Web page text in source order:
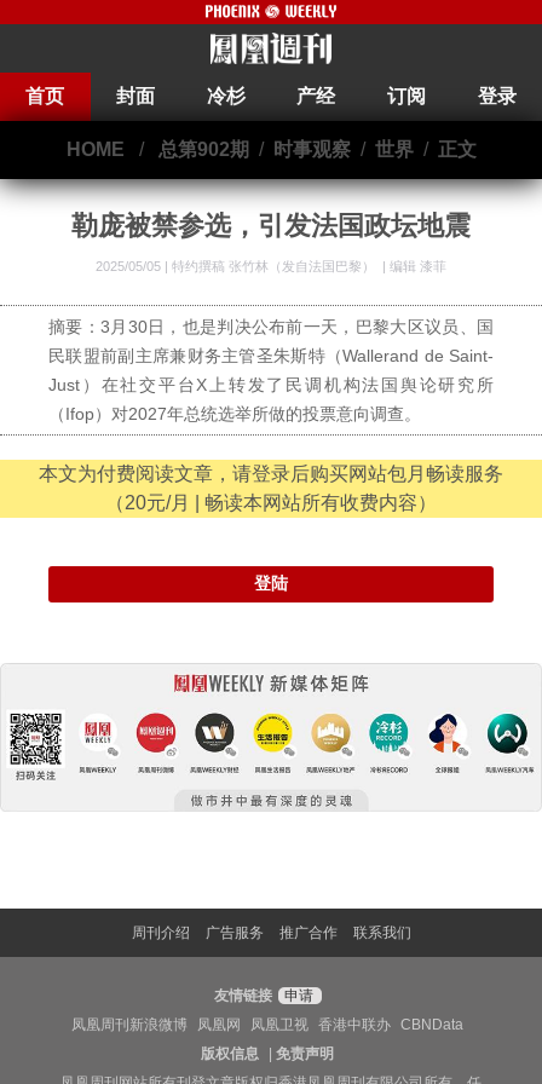
首页 封面 冷杉 产经 订阅 登录
HOME / 总第902期 / 时事观察/ 世界/ 正文
勒庞被禁参选，引发法国政坛地震
2025/05/05 | 特约撰稿 张竹林（发自法国巴黎） 编辑 漆菲
摘要：3月30日，也是判决公布前一天，巴黎大区议员、国
民联盟前副主席兼财务主管圣朱斯特（Wallerand de Saint-
Just）在社交平台X上转发了民调机构法国舆论研究所
（Ifop）对2027年总统选举所做的投票意向调查。
本文为付费阅读文章，请登录后购买网站包月畅读服务
（20元/月 | 畅读本网站所有收费内容）
登陆
周刊介绍 广告服务 推广合作 联系我们
友情链接
申请
凤凰周刊新浪微博
凤凰网 凤凰卫视 香港中联办
CBNData
版权信息
|免责声明